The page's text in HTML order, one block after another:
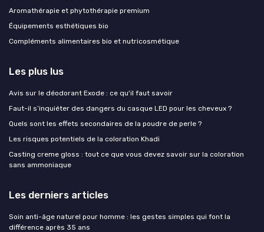
Aromathérapie et phytothérapie premium
Équipements esthétiques bio
Compléments alimentaires bio et nutricosmétique
Les plus lus
Avis sur le déodorant Exode : ce qu'il faut savoir
Faut-il s’inquiéter des dangers du casque LED pour les cheveux ?
Quels sont les effets secondaires de la poudre de perle ?
Les risques potentiels de la coloration Khadi
Casting creme gloss : tout ce que vous devez savoir sur la coloration
sans ammoniaque
Les derniers articles
Soin anti-âge naturel pour homme : les gestes simples qui font la
différence après 35 ans